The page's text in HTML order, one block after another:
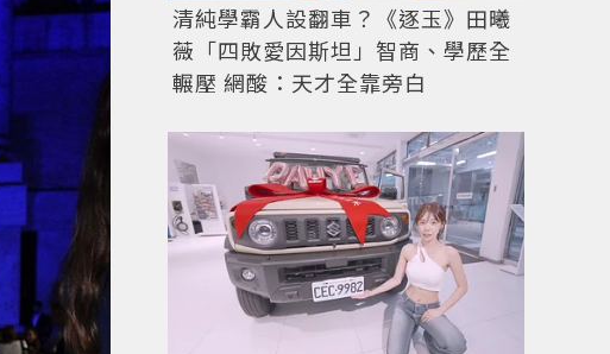
清純學霸人設翻車？《逐玉》田曦
薇「四敗愛因斯坦」智商、學歷全
輾壓 網酸：天才全靠旁白